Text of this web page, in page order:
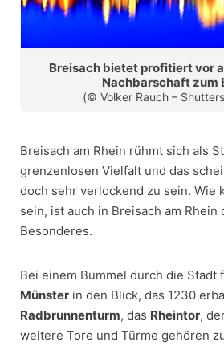
Breisach bietet profitiert vor
Nachbarschaft zum
(© Volker Rauch –
Breisach am Rhein rühmt sich als
grenzenlosen Vielfalt und das
doch sehr verlockend zu sein. Wie
sein, ist auch in Breisach am Rhein
Besonderes.
Bei einem Bummel durch die Stadt
Münster in den Blick, das 1230
Radbrunnenturm, das Rheintor,
weitere Tore und Türme gehören